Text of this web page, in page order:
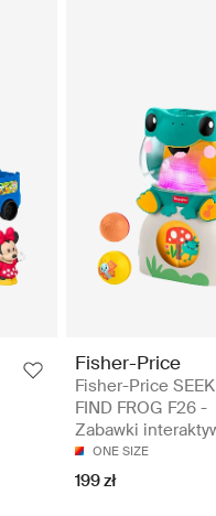
Fisher-Price
Fisher-Price
FIND FROG F26 -
Zabawki
ONE SIZE
199 zł